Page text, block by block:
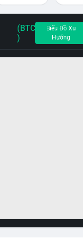
(BTC
)
Biểu Đồ Xu
Hướng